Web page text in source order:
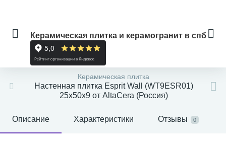
Керамическая плитка и керамогранит в спб
Керамическая плитка
Настенная плитка Esprit Wall (WT9ESR01)
25x50x9 от AltaCera (Россия)
Описание Характеристики Отзывы 0